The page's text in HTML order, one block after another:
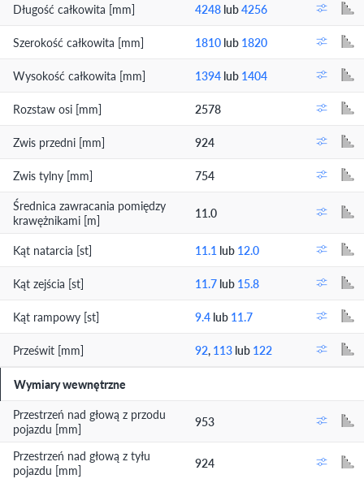
Długość całkowita [mm] 4248 lub4256
Szerokość całkowita [mm] 1810 lub 1820
Wysokość całkowita [mm] 1394 lub 1404
Rozstaw osi [mm] 2578
Zwis przedni [mm] 924
Zwis tylny [mm]
754
Średnica zawracania pomiędzy
krawężnikami [m]
11.0
Kąt natarcia [st] 11.1 lub 12.0
Kąt zejścia [st] 11.7 lub 15.8
Kąt rampowy [st] 9.4 lub 11.7
Prześwit [mm] 92, 113 lub 122
Wymiary wewnętrzne
Przestrzeń nad głową z przodu
pojazdu [mm]
953
Przestrzeń nad głową z tyłu
pojazdu [mm]
924